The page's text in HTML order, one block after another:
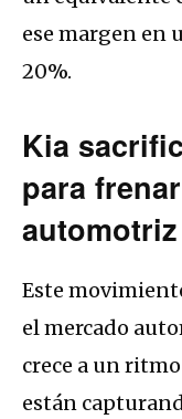
ese margen en
20%.
Kia
para
Este
el mercado
crece a un
están